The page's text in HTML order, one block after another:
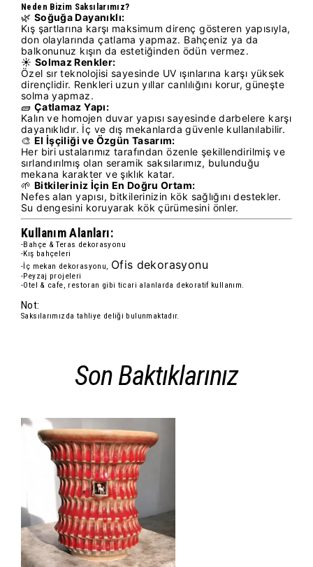
Neden Bizim Saksılarımız?
🌿 Soğuğa Dayanıklı:
Kış şartlarına karşı maksimum direnç gösteren yapısıyla,
don olaylarında çatlama yapmaz. Bahçeniz ya da
balkonunuz kışın da estetiğinden ödün vermez.
☀️ Solmaz Renkler:
Özel sır teknolojisi sayesinde UV ışınlarına karşı yüksek
dirençlidir. Renkleri uzun yıllar canlılığını korur, güneşte
solma yapmaz.
🧱 Çatlamaz Yapı:
Kalın ve homojen duvar yapısı sayesinde darbelere karşı
dayanıklıdır. İç ve dış mekanlarda güvenle kullanılabilir.
🎨 El İşçiliği ve Özgün Tasarım:
Her biri ustalarımız tarafından özenle şekillendirilmiş ve
sırlandırılmış olan seramik saksılarımız, bulunduğu
mekana karakter ve şıklık katar.
🌱 Bitkileriniz İçin En Doğru Ortam:
Nefes alan yapısı, bitkilerinizin kök sağlığını destekler.
Su dengesini koruyarak kök çürümesini önler.
Kullanım Alanları:
-Bahçe & Teras dekorasyonu
-Kış bahçeleri
-İç mekan dekorasyonu, Ofis dekorasyonu
-Peyzaj projeleri
-Otel & cafe, restoran gibi ticari alanlarda dekoratif kullanım.
Not:
Saksılarımızda tahliye deliği bulunmaktadır.
Son Baktıklarınız